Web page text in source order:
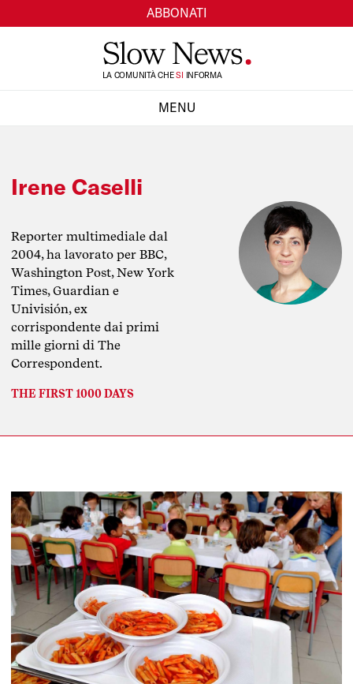
ABBONATI
LA COMUNITÀ CHE
TI
SI INFORMA
MENU
Irene Caselli
Reporter multimediale dal
2004, ha lavorato per BBC,
Washington Post, New York
Times, Guardian e
Univisión, ex
corrispondente dai primi
mille giorni di The
Correspondent.
THE FIRST 1000 DAYS